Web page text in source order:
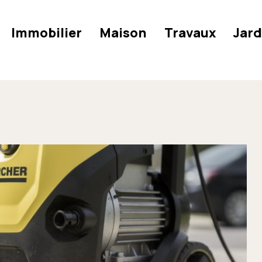
Immobilier Maison Travaux